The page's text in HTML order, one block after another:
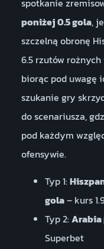
spotkanie
poniżej 0.5 gola,
szczelną obronę
6.5 rzutów
biorąc pod uwagę
szukanie gry
do scenariusza,
pod każdym
ofensywie.
Typ 1:
gola– kurs
Typ 2:Arabia
Superbet